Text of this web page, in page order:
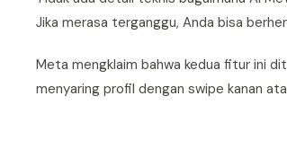
Jika merasa terganggu, Anda bisa
Meta mengklaim bahwa kedua fitur ini
menyaring profil dengan swipe kanan